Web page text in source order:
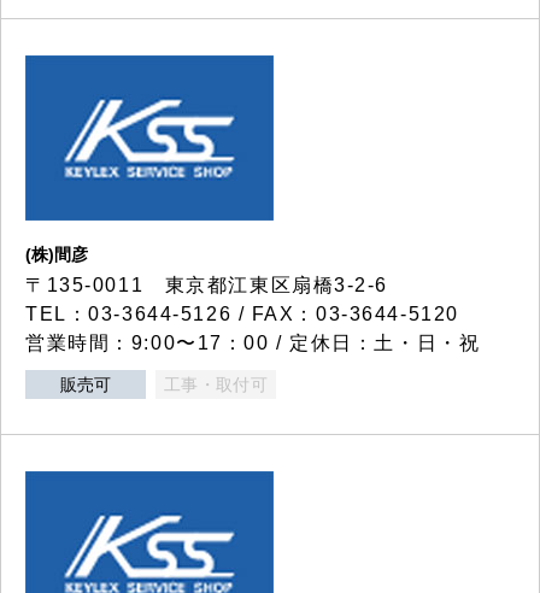
(株)間彦
〒135-0011 東京都江東区扇橋3-2-6
TEL：03-3644-5126 / FAX：03-3644-5120
営業時間：9:00〜17：00 / 定休日：土・日・祝
販売可 工事・取付可